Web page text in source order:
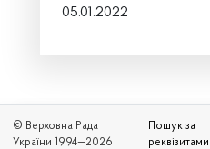
05.01.2022
© Верховна Рада
України 1994—2026
Пошук за
реквізитами